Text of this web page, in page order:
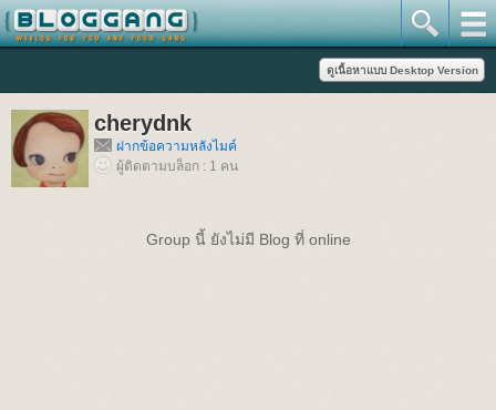
cherydnk
ฝากข้อความหลังไมค์
ผู้ติดตามบล็อก : 1 คน
Group นี้ ยังไม่มี Blog ที่ online